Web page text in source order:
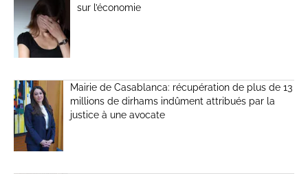
sur l’économie
Mairie de Casablanca: récupération de plus de 13
millions de dirhams indûment attribués par la
justice à une avocate